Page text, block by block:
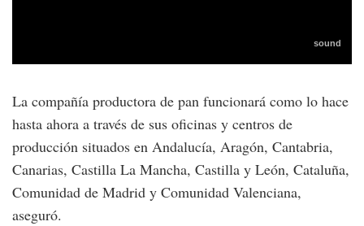
La compañía productora de pan funcionará como lo hace
hasta ahora a través de sus oficinas y centros de
producción situados en Andalucía, Aragón, Cantabria,
Canarias, Castilla La Mancha, Castilla y León, Cataluña,
Comunidad de Madrid y Comunidad Valenciana,
aseguró.